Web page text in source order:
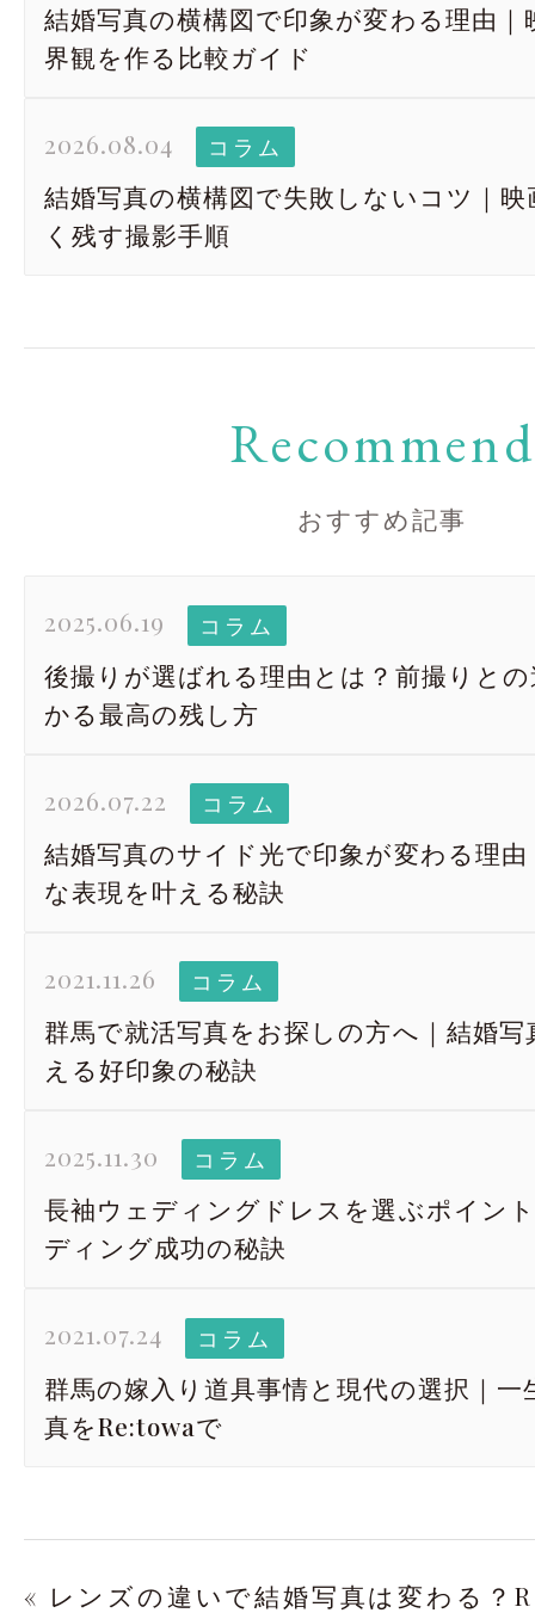
結婚写真の横構図で印象が変わる理由
界観を作る比較ガイド
2026.08.04 コラム
結婚写真の横構図で失敗しないコツ｜
く残す撮影手順
Recommend
おすすめ記事
2025.06.19 コラム
後撮りが選ばれる理由とは？前撮りと
かる最高の残し方
2026.07.22 コラム
結婚写真のサイド光で印象が変わる理
な表現を叶える秘訣
2021.11.26 コラム
群馬で就活写真をお探しの方へ｜結婚
える好印象の秘訣
2025.11.30 コラム
長袖ウェディングドレスを選ぶポイン
ディング成功の秘訣
2021.07.24 コラム
群馬の嫁入り道具事情と現代の選択｜一
真をRe:towaで
« レンズの違いで結婚写真は変わる？